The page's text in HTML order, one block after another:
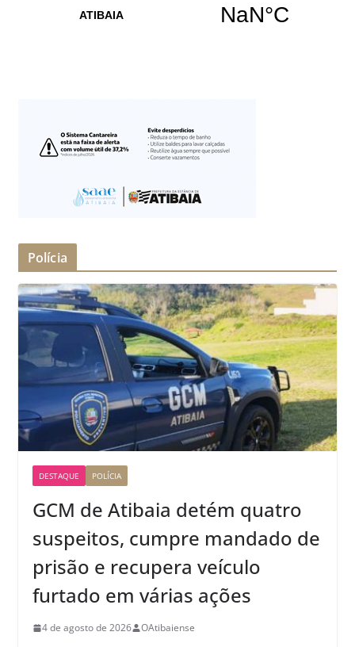
Polícia
DESTAQUE POLÍCIA
GCM de Atibaia detém quatro
suspeitos, cumpre mandado de
prisão e recupera veículo
furtado em várias ações
4 de agosto de 2026 OAtibaiense